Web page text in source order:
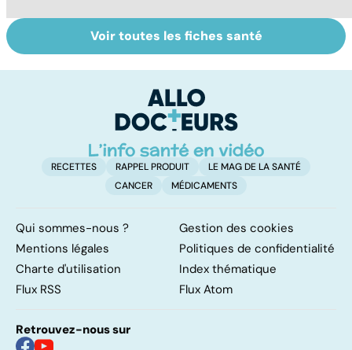
Tout savoir sur
les infections
Inflammation des
amygdales : que
d'angine ?
Voir toutes les fiches santé
RECETTES RAPPEL PRODUIT
LE MAG DE LA SANTÉ
CANCER
MÉDICAMENTS
Qui sommes-nous ?
Gestion des cookies
Mentions légales
Politiques de confidentialité
Charte d'utilisation
Index thématique
Flux RSS
Flux Atom
Retrouvez-nous sur